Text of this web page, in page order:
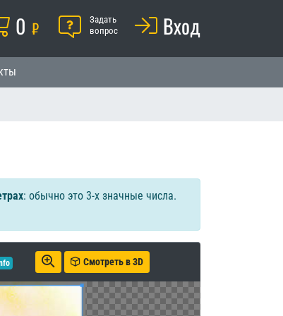
0 ₽ ПомощьЗадать
вопрос
Вход
: обычно это 3-х значные числа.
Смотреть в 3D